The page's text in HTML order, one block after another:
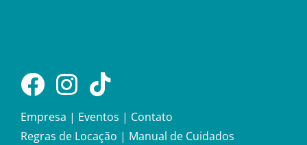
Empresa | Eventos | Contato
Regras de Locação | Manual de Cuidados